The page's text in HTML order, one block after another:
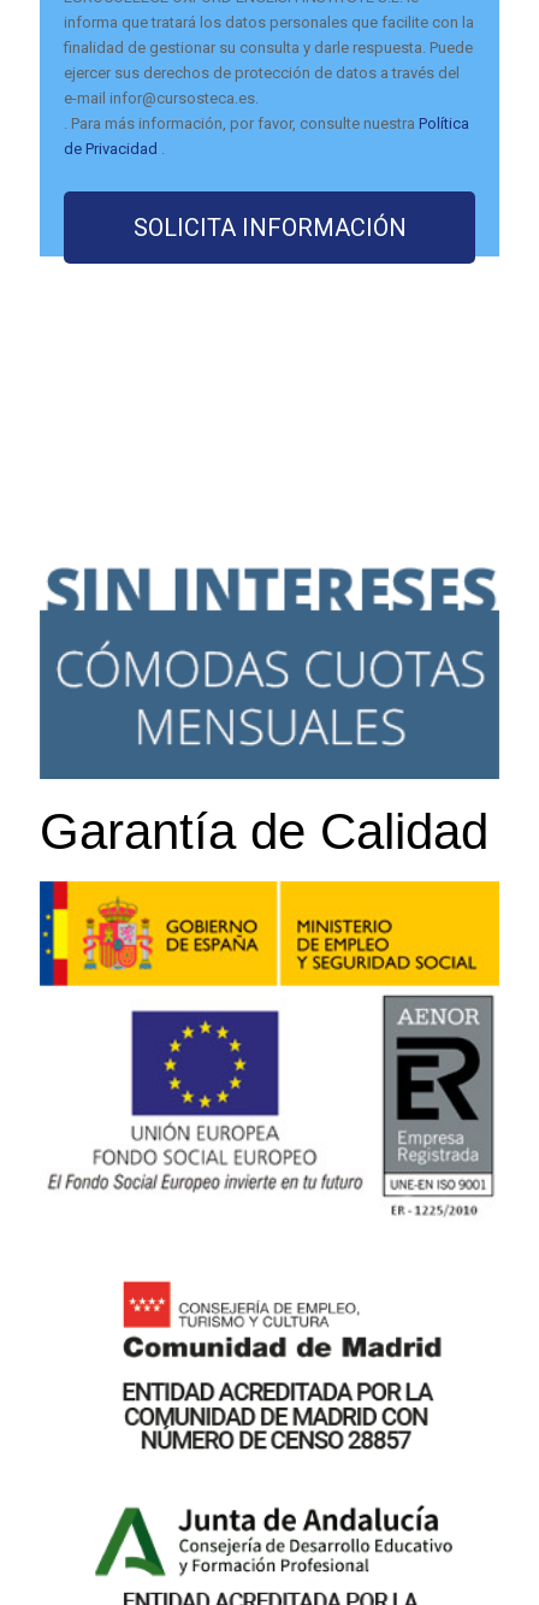
informa que tratará los datos personales que facilite con la
finalidad de gestionar su consulta y darle respuesta. Puede
ejercer sus derechos de protección de datos a través del
e-mail infor@cursosteca.es.
. Para más información, por favor, consulte nuestra Política
de Privacidad .
Garantía de Calidad